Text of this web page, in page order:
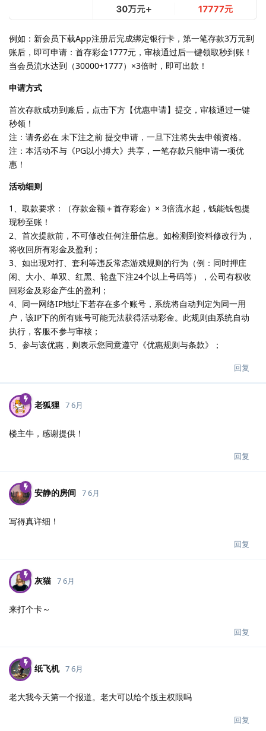
例如：新会员下载App注册后完成绑定银行卡，第一笔存款3万元到
账后，即可申请：首存彩金1777元，审核通过后一键领取秒到账！
当会员流水达到（30000+1777）×3倍时，即可出款！
申请方式
首次存款成功到账后，点击下方【优惠申请】提交，审核通过一键
秒领！
注：请务必在 未下注之前 提交申请，一旦下注将失去申领资格。
注：本活动不与《PG以小搏大》共享，一笔存款只能申请一项优
惠！
活动细则
1、取款要求：（存款金额＋首存彩金）× 3倍流水起，钱能钱包提
现秒至账！
2、首次提款前，不可修改任何注册信息。如检测到资料修改行为，
将收回所有彩金及盈利；
3、如出现对打、套利等违反常态游戏规则的行为（例：同时押庄
闲、大小、单双、红黑、轮盘下注24个以上号码等），公司有权收
回彩金及彩金产生的盈利；
4、同一网络IP地址下若存在多个账号，系统将自动判定为同一用
户，该IP下的所有账号可能无法获得活动彩金。此规则由系统自动
执行，客服不参与审核；
5、参与该优惠，则表示您同意遵守《优惠规则与条款》；
回复
老狐狸 7 6月
楼主牛，感谢提供！
回复
安静的房间 7 6月
写得真详细！
回复
灰猫 7 6月
来打个卡～
回复
纸飞机 7 6月
老大我今天第一个报道。老大可以给个版主权限吗
回复